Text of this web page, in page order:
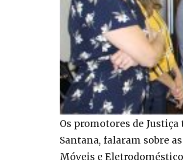
Os promotores de
Santana, falaram sobre
Móveis e